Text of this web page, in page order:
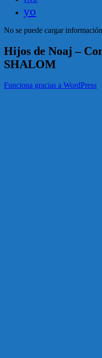
yo
No se puede cargar
Hijos de Noaj –
SHALOM
Funciona gracias a WordPress